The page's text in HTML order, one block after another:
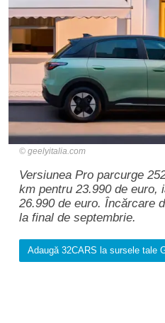
geelyitalia.com
Versiunea Pro parcurge
km pentru 23.990 de euro,
26.990 de euro. Încărcare
la final de septembrie.
Adaugă 32CARS la sursele tale